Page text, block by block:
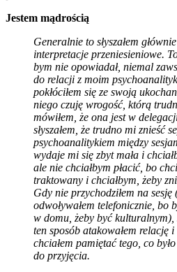
Jestem mądrością
Generalnie to słyszałem
interpretacje przeniesieniowe.
bym nie opowiadał, niemal
do relacji z moim
pokłóciłem się ze swoją
niego czuję wrogość, którą
mówiłem, że ona jest w
słyszałem, że trudno mi znieść
psychoanalitykiem między
wydaje mi się zbyt mała i
ale nie chciałbym płacić, bo
traktowany i chciałbym, żeby
Gdy nie przychodziłem na sesję
odwoływałem telefonicznie, bo
w domu, żeby być kulturalnym),
ten sposób atakowałem relację
chciałem pamiętać tego, co
do przyjęcia.